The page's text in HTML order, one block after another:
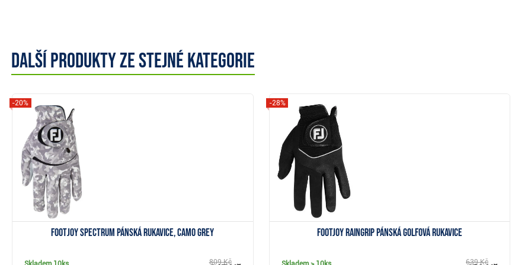
Další produkty ze stejné kategorie
Footjoy Spectrum pánská rukavice, camo grey
-20%
809 Kč
FootJoy RainGrip pánská golfová rukavice
-28%
639 Kč